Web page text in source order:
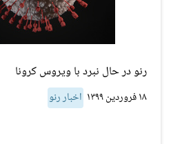
رنو در حال نبرد با ویروس کرونا
۱۸ فروردین ۱۳۹۹ اخبار رنو